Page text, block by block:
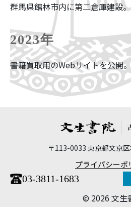
群馬県館林市内に第二倉庫建設。
2023年
書籍買取用のWebサイトを公開。
〒113-0033 東京都文京
プライバシーポ
03-3811-1683
©︎ 2026 文生